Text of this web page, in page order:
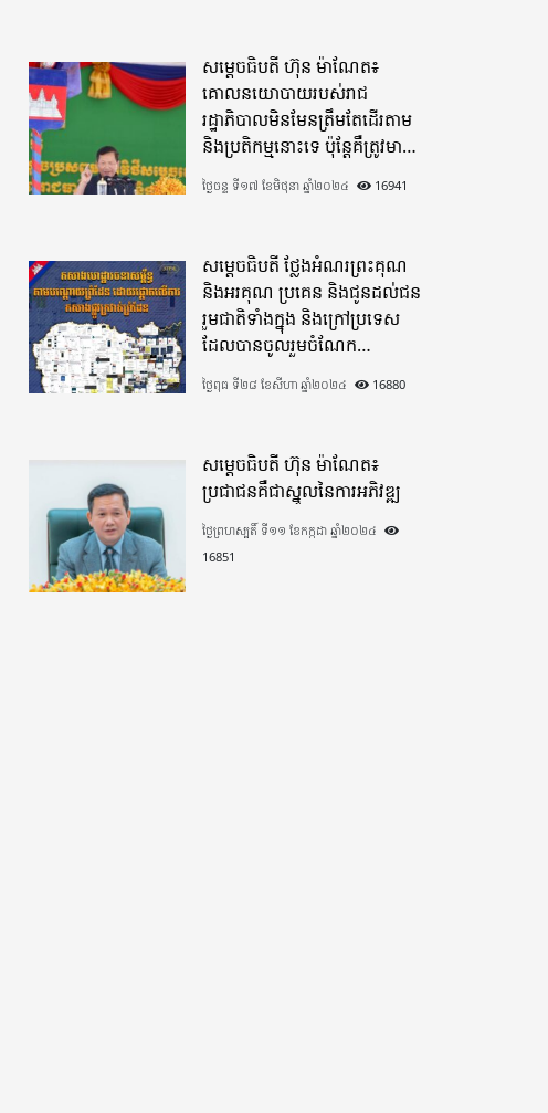
សម្តេចធិបតី ហ៊ុន ម៉ាណែត៖
គោលនយោបាយរបស់រាជ
រដ្ឋាភិបាលមិនមែនត្រឹមតែដើរតាម
និងប្រតិកម្មនោះទេ ប៉ុន្តែគឺត្រូវមាន
ភាពបុរេសកម្ម
ថ្ងៃចន្ទ ទី១៧ ខែមិថុនា ឆ្នាំ២០២៤ 16941
សម្តេចធិបតី ថ្លែងអំណរព្រះគុណ
និងអរគុណ ប្រគេន និងជូនដល់ជន
រួមជាតិទាំងក្នុង​ និងក្រៅប្រទេស​
ដែលបានចូលរួមចំណែក
យ៉ាងផុលផុសបរិច្ចាគថវិកាក្នុង
«មូលនិធិកសាងហេដ្ឋារចនាសម្ព័ន្ធ
កសាងផ្លូវក្រវាត់ព្រំដែន
ថ្ងៃពុធ ទី២៨ ខែសីហា ឆ្នាំ២០២៤ 16880
សម្តេចធិបតី ហ៊ុន ម៉ាណែត៖
ប្រជាជនគឺជាស្នូលនៃការអភិវឌ្ឍ
ថ្ងៃព្រហស្បតិ៍ ទី១១ ខែកក្កដា ឆ្នាំ២០២៤
16851